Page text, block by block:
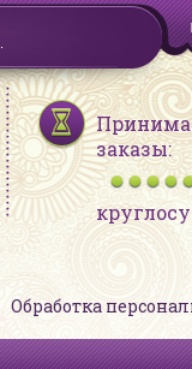
заказы:
Обработка